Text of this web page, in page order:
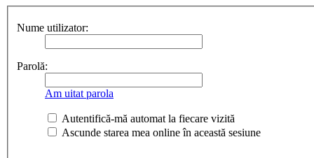
Nume utilizator:
Parolă:
Am uitat parola
Autentifică-mă automat la fiecare vizită
Ascunde starea mea online în această sesiune